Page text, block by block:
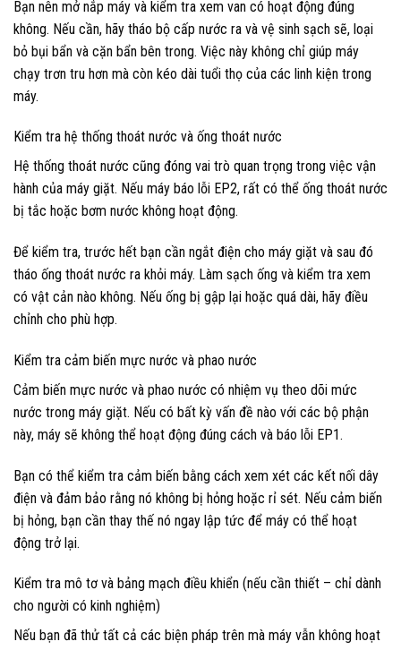
Bạn nên mở nắp máy và kiểm tra xem van có hoạt động đúng
không. Nếu cần, hãy tháo bộ cấp nước ra và vệ sinh sạch sẽ, loại
bỏ bụi bẩn và cặn bẩn bên trong. Việc này không chỉ giúp máy
chạy trơn tru hơn mà còn kéo dài tuổi thọ của các linh kiện trong
máy.
Kiểm tra hệ thống thoát nước và ống thoát nước
Hệ thống thoát nước cũng đóng vai trò quan trọng trong việc vận
hành của máy giặt. Nếu máy báo lỗi EP2, rất có thể ống thoát nước
bị tắc hoặc bơm nước không hoạt động.
Để kiểm tra, trước hết bạn cần ngắt điện cho máy giặt và sau đó
tháo ống thoát nước ra khỏi máy. Làm sạch ống và kiểm tra xem
có vật cản nào không. Nếu ống bị gập lại hoặc quá dài, hãy điều
chỉnh cho phù hợp.
Kiểm tra cảm biến mực nước và phao nước
Cảm biến mực nước và phao nước có nhiệm vụ theo dõi mức
nước trong máy giặt. Nếu có bất kỳ vấn đề nào với các bộ phận
này, máy sẽ không thể hoạt động đúng cách và báo lỗi EP1.
Bạn có thể kiểm tra cảm biến bằng cách xem xét các kết nối dây
điện và đảm bảo rằng nó không bị hỏng hoặc rỉ sét. Nếu cảm biến
bị hỏng, bạn cần thay thế nó ngay lập tức để máy có thể hoạt
động trở lại.
Kiểm tra mô tơ và bảng mạch điều khiển (nếu cần thiết – chỉ dành
cho người có kinh nghiệm)
Nếu bạn đã thử tất cả các biện pháp trên mà máy vẫn không hoạt